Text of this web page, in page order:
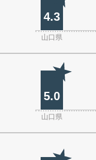
4.3
山口県
5.0
山口県